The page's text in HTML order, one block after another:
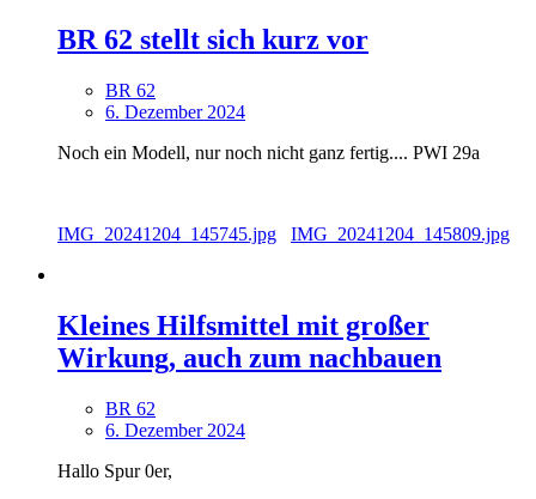
BR 62 stellt sich kurz vor
BR 62
6. Dezember 2024
Noch ein Modell, nur noch nicht ganz fertig.... PWI 29a
IMG_20241204_145745.jpg IMG_20241204_145809.jpg
Kleines Hilfsmittel mit großer
Wirkung, auch zum nachbauen
BR 62
6. Dezember 2024
Hallo Spur 0er,